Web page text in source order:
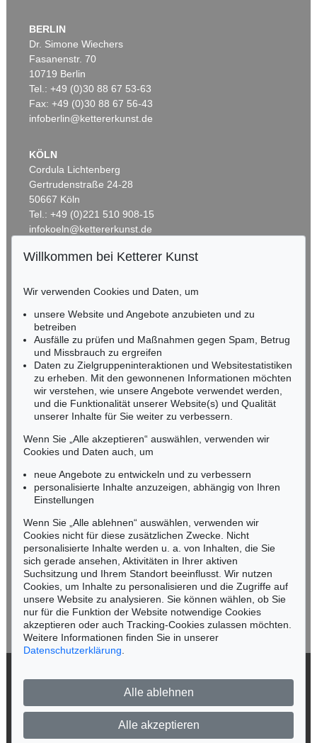
Auktion 530 - Lot 81
EMIL NOLDE
Rittersporn und Silberpappeln , 1929
Ergebnis:€ 1.165.000
Auktion 535 - Lot 44
Ergebnis:€ 985.000
Auktion 560 - Lot 32
Landschaft mit Seebüllhof, 1930
Ergebnis:€ 914.400
Auktion 342 - Lot 233
Ergebnis:
BERLIN
Dr. Simone Wiechers
Fasanenstr. 70
10719 Berlin
Tel.: +49 (0)30 88 67 53-63
Fax: +49 (0)30 88 67 56-43
infoberlin@kettererkunst.de
KÖLN
Cordula Lichtenberg
Gertrudenstraße 24-28
50667 Köln
Tel.: +49 (0)221 510 908-15
infokoeln@kettererkunst.de
RHEINLAND-PFALZ
Miriam Heß
Tel.: +49 (0)62 21 58 80-038
Fax: +49 (0)62 21 58 80-595
infoheidelberg@kettererkunst.de
NORDDEUTSCHLAND
Nico Kassel, M.A.
Tel.: +49 (0)89 55244-164
Mobil: +49 (0)171 8618661
n.kassel@kettererkunst.de
Keine Auktion mehr verpassen!
Wir informieren Sie rechtzeitig.
Jetzt zum Newsletter anmelden >
Impressum
Willkommen bei Ketterer Kunst
Wir verwenden Cookies und Daten, um
unsere Website und Angebote anzubieten und zu
betreiben
Ausfälle zu prüfen und Maßnahmen gegen Spam, Betrug
und Missbrauch zu ergreifen
Daten zu Zielgruppeninteraktionen und Websitestatistiken
zu erheben. Mit den gewonnenen Informationen möchten
wir verstehen, wie unsere Angebote verwendet werden,
und die Funktionalität unserer Website(s) und Qualität
unserer Inhalte für Sie weiter zu verbessern.
Wenn Sie „Alle akzeptieren“ auswählen, verwenden wir
Cookies und Daten auch, um
neue Angebote zu entwickeln und zu verbessern
personalisierte Inhalte anzuzeigen, abhängig von Ihren
Einstellungen
Wenn Sie „Alle ablehnen“ auswählen, verwenden wir
Cookies nicht für diese zusätzlichen Zwecke. Nicht
personalisierte Inhalte werden u. a. von Inhalten, die Sie
sich gerade ansehen, Aktivitäten in Ihrer aktiven
Suchsitzung und Ihrem Standort beeinflusst. Wir nutzen
Cookies, um Inhalte zu personalisieren und die Zugriffe auf
unsere Website zu analysieren. Sie können wählen, ob Sie
nur für die Funktion der Website notwendige Cookies
akzeptieren oder auch Tracking-Cookies zulassen möchten.
Weitere Informationen finden Sie in unserer
Datenschutzerklärung
Alle ablehnen
Alle akzeptieren